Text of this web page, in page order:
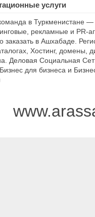
услуги
в Туркменистане —
рекламные и PR-
заказать в Ашхабаде.
Хостинг, домены,
Деловая Социальная
для бизнеса и